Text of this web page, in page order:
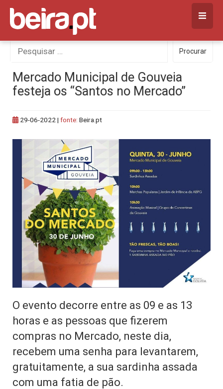
Skip
content
Procurar
por:
Procurar
Mercado Municipal de Gouveia
festeja os “Santos no Mercado”
29-06-2022 | fonte: Beira.pt
O evento decorre entre as 09 e as 13
horas e as pessoas que fizerem
compras no Mercado, neste dia,
recebem uma senha para levantarem,
gratuitamente, a sua sardinha assada
com uma fatia de pão.